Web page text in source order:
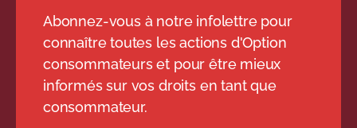
Abonnez-vous à notre infolettre pour
connaître toutes les actions d'Option
consommateurs et pour être mieux
informés sur vos droits en tant que
consommateur.